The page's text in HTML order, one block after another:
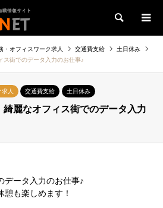
検索
・オフィスワーク求人 交通費支給
土日休み
ス街でのデータ入力のお仕事♪
人 交通費支給 土日休み
綺麗なオフィス街でのデータ入力
データ入力のお仕事♪
憩も楽しめます！